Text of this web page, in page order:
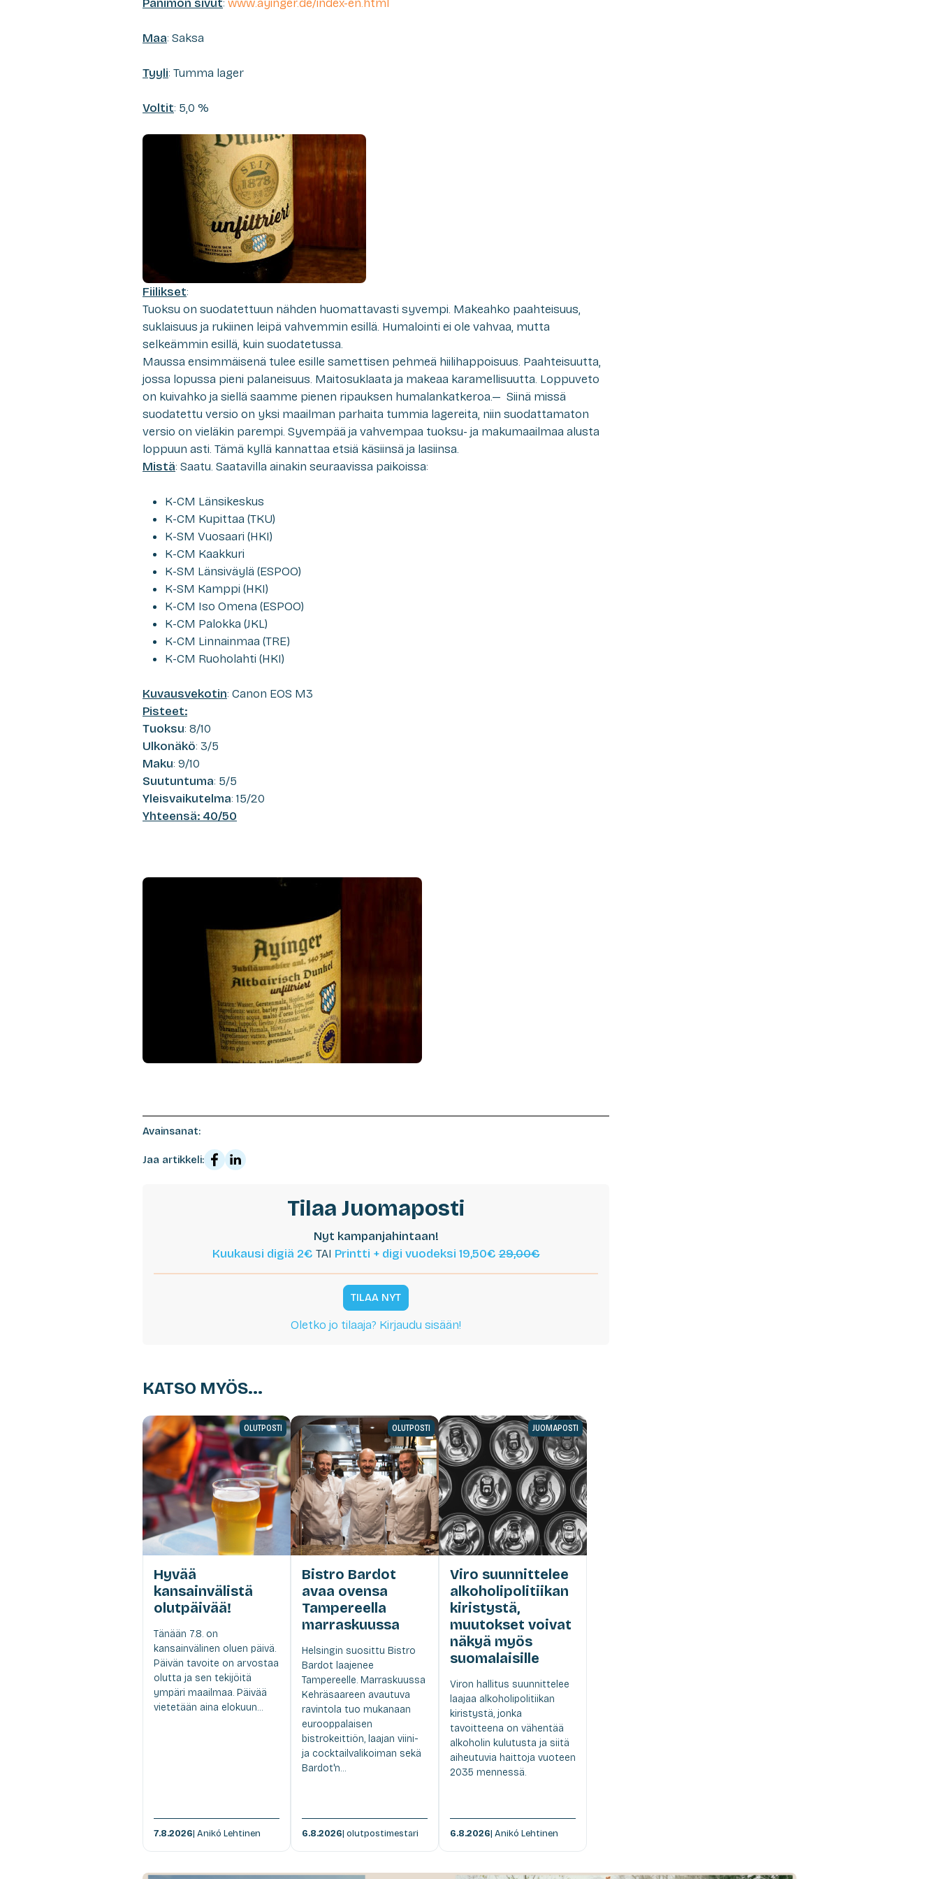
Panimon sivut: www.ayinger.de/index-en.html
Maa: Saksa
Tyyli: Tumma lager
Voltit: 5,0 %
Fiilikset:
Tuoksu on suodatettuun nähden huomattavasti syvempi. Makeahko paahteisuus,
suklaisuus ja rukiinen leipä vahvemmin esillä. Humalointi ei ole vahvaa, mutta
selkeämmin esillä, kuin suodatetussa.
Maussa ensimmäisenä tulee esille samettisen pehmeä hiilihappoisuus. Paahteisuutta,
jossa lopussa pieni palaneisuus. Maitosuklaata ja makeaa karamellisuutta. Loppuveto
on kuivahko ja siellä saamme pienen ripauksen humalankatkeroa.— Siinä missä
suodatettu versio on yksi maailman parhaita tummia lagereita, niin suodattamaton
versio on vieläkin parempi. Syvempää ja vahvempaa tuoksu- ja makumaailmaa alusta
loppuun asti. Tämä kyllä kannattaa etsiä käsiinsä ja lasiinsa.
Mistä: Saatu. Saatavilla ainakin seuraavissa paikoissa:
K-CM Länsikeskus
K-CM Kupittaa (TKU)
K-SM Vuosaari (HKI)
K-CM Kaakkuri
K-SM Länsiväylä (ESPOO)
K-SM Kamppi (HKI)
K-CM Iso Omena (ESPOO)
K-CM Palokka (JKL)
K-CM Linnainmaa (TRE)
K-CM Ruoholahti (HKI)
Kuvausvekotin: Canon EOS M3
Pisteet:
Tuoksu: 8/10
Ulkonäkö: 3/5
Maku: 9/10
Suutuntuma: 5/5
Yleisvaikutelma: 15/20
Yhteensä: 40/50
Avainsanat:
Jaa artikkeli:
Tilaa Juomaposti
Nyt kampanjahintaan!
Kuukausi digiä 2€ TAI Printti + digi vuodeksi 19,50€29,00€
TILAA NYT
Oletko jo tilaaja? Kirjaudu sisään!
KATSO MYÖS...
OLUTPOSTI
Hyvää
kansainvälistä
olutpäivää!
Tänään 7.8. on
kansainvälinen oluen päivä.
Päivän tavoite on arvostaa
olutta ja sen tekijöitä
ympäri maailmaa. Päivää
vietetään aina elokuun...
7.8.2026| Anikó Lehtinen
OLUTPOSTI
Bistro Bardot
avaa ovensa
Tampereella
marraskuussa
Helsingin suosittu Bistro
Bardot laajenee
Tampereelle. Marraskuussa
Kehräsaareen avautuva
ravintola tuo mukanaan
eurooppalaisen
bistrokeittiön, laajan viini-
ja cocktailvalikoiman sekä
Bardot'n...
6.8.2026| olutpostimestari
JUOMAPOSTI
Viro suunnittelee
alkoholipolitiikan
kiristystä,
muutokset voivat
näkyä myös
suomalaisille
Viron hallitus suunnittelee
laajaa alkoholipolitiikan
kiristystä, jonka
tavoitteena on vähentää
alkoholin kulutusta ja siitä
aiheutuvia haittoja vuoteen
2035 mennessä.
6.8.2026| Anikó Lehtinen